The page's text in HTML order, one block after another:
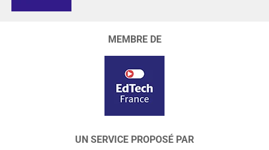
MEMBRE DE
UN SERVICE PROPOSÉ PAR